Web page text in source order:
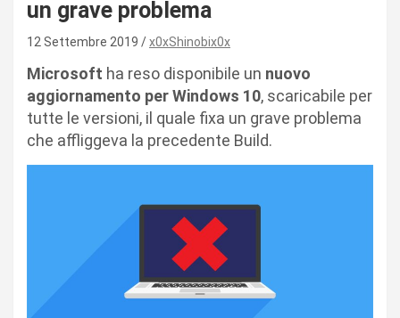
un grave problema
12 Settembre 2019 x0xShinobix0x
Microsoft ha reso disponibile un nuovo
aggiornamento per Windows 10, scaricabile per
tutte le versioni, il quale fixa un grave problema
che affliggeva la precedente Build.